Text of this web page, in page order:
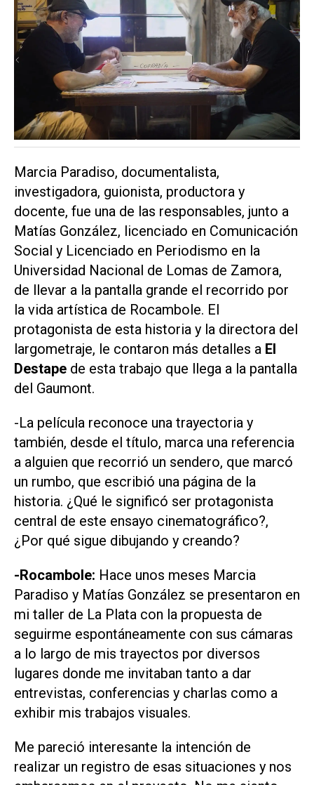
Marcia Paradiso, documentalista,
investigadora, guionista, productora y
docente, fue una de las responsables, junto a
Matías González, licenciado en Comunicación
Social y Licenciado en Periodismo en la
Universidad Nacional de Lomas de Zamora,
de llevar a la pantalla grande el recorrido por
la vida artística de Rocambole. El
protagonista de esta historia y la directora del
largometraje, le contaron más detalles a El
Destape de esta trabajo que llega a la pantalla
del Gaumont.
-La película reconoce una trayectoria y
también, desde el título, marca una referencia
a alguien que recorrió un sendero, que marcó
un rumbo, que escribió una página de la
historia. ¿Qué le significó ser protagonista
central de este ensayo cinematográfico?,
¿Por qué sigue dibujando y creando?
-Rocambole: Hace unos meses Marcia
Paradiso y Matías González se presentaron en
mi taller de La Plata con la propuesta de
seguirme espontáneamente con sus cámaras
a lo largo de mis trayectos por diversos
lugares donde me invitaban tanto a dar
entrevistas, conferencias y charlas como a
exhibir mis trabajos visuales.
Me pareció interesante la intención de
realizar un registro de esas situaciones y nos